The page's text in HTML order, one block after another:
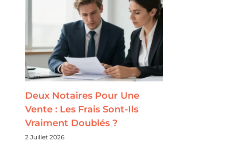
Deux Notaires Pour Une
Vente : Les Frais Sont-Ils
Vraiment Doublés ?
2 Juillet 2026